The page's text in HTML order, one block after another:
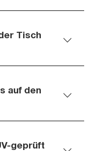
Tisch
auf den
geprüft